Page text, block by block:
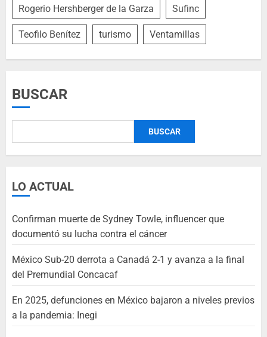
Rogerio Hershberger de la Garza Sufinc
Teofilo Benítez turismo Ventamillas
BUSCAR
BUSCAR
LO ACTUAL
Confirman muerte de Sydney Towle, influencer que
documentó su lucha contra el cáncer
México Sub-20 derrota a Canadá 2-1 y avanza a la final
del Premundial Concacaf
En 2025, defunciones en México bajaron a niveles previos
a la pandemia: Inegi